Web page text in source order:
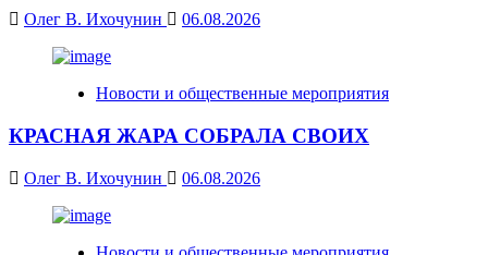
Олег В. Ихочунин 06.08.2026
Новости и общественные мероприятия
КРАСНАЯ ЖАРА СОБРАЛА СВОИХ
Олег В. Ихочунин 06.08.2026